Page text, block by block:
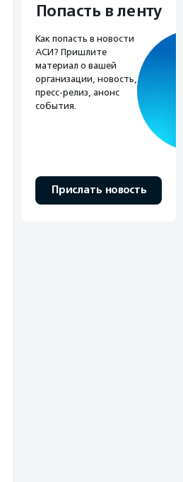
Попасть в ленту
Как попасть в новости
АСИ? Пришлите
материал о вашей
организации, новость,
пресс-релиз, анонс
события.
Прислать новость